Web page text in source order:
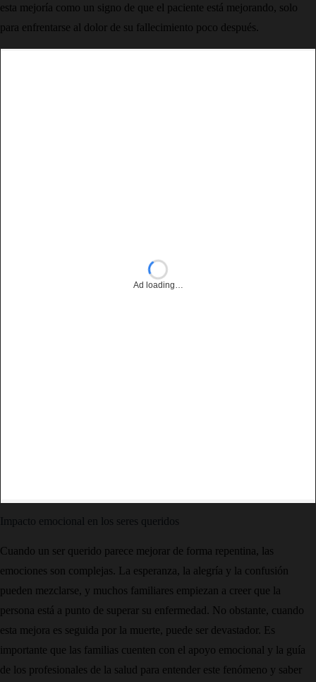
esta mejoría como un signo de que el paciente está mejorando, solo
para enfrentarse al dolor de su fallecimiento poco después.
Ad loading…
Impacto emocional en los seres queridos
Cuando un ser querido parece mejorar de forma repentina, las
emociones son complejas. La esperanza, la alegría y la confusión
pueden mezclarse, y muchos familiares empiezan a creer que la
persona está a punto de superar su enfermedad. No obstante, cuando
esta mejora es seguida por la muerte, puede ser devastador. Es
importante que las familias cuenten con el apoyo emocional y la guía
de los profesionales de la salud para entender este fenómeno y saber